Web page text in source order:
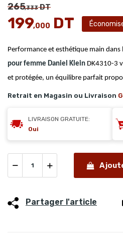
265,333DT
199,000 DT
Performance et esthétique main dans
pour femme Daniel Klein DK4310-3
et protégée, un équilibre parfait
Retrait en Magasin ou Livraison
LIVRAISON GRATUITE:
Oui
Partager l'article